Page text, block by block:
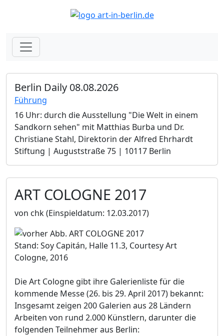
Berlin Daily 08.08.2026
Führung
16 Uhr: durch die Ausstellung "Die Welt in einem
Sandkorn sehen" mit Matthias Burba und Dr.
Christiane Stahl, Direktorin der Alfred Ehrhardt
Stiftung | Auguststraße 75 | 10117 Berlin
ART COLOGNE 2017
von chk(Einspieldatum: 12.03.2017)
Stand: Soy Capitán, Halle 11.3, Courtesy Art
Cologne, 2016
Die Art Cologne gibt ihre Galerienliste für die
kommende Messe (26. bis 29. April 2017) bekannt:
Insgesamt zeigen 200 Galerien aus 28 Ländern
Arbeiten von rund 2.000 Künstlern, darunter die
folgenden Teilnehmer aus Berlin: